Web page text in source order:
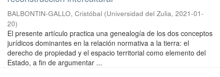
BALBONTIN-GALLO, Cristóbal (Universidad del Zulia, 2021-01-
20)
El presente artículo practica una genealogía de los dos conceptos
jurídicos dominantes en la relación normativa a la tierra: el
derecho de propiedad y el espacio territorial como elemento del
Estado, a fin de argumentar ...